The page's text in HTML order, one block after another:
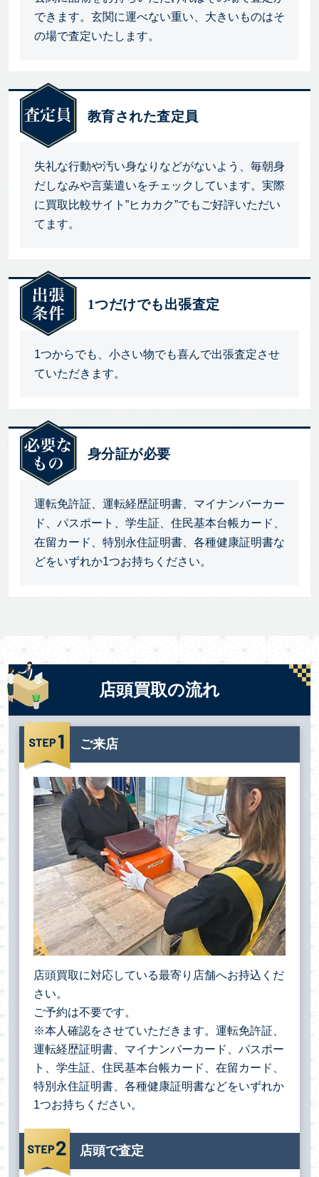
できます。玄関に運べない重い、大きいものはそ
の場で査定いたします。
教育された査定員
失礼な行動や汚い身なりなどがないよう、毎朝身
だしなみや言葉遣いをチェックしています。実際
に買取比較サイト”ヒカカク”でもご好評いただい
てます。
1つだけでも出張査定
1つからでも、小さい物でも喜んで出張査定させ
ていただきます。
身分証が必要
運転免許証、運転経歴証明書、マイナンバーカー
ド、パスポート、学生証、住民基本台帳カード、
在留カード、特別永住証明書、各種健康証明書な
どをいずれか1つお持ちください。
店頭買取の流れ
ご来店
店頭買取に対応している最寄り店舗へお持込くだ
さい。
ご予約は不要です。
※本人確認をさせていただきます。運転免許証、
運転経歴証明書、マイナンバーカード、パスポー
ト、学生証、住民基本台帳カード、在留カード、
特別永住証明書、各種健康証明書などをいずれか
1つお持ちください。
店頭で査定